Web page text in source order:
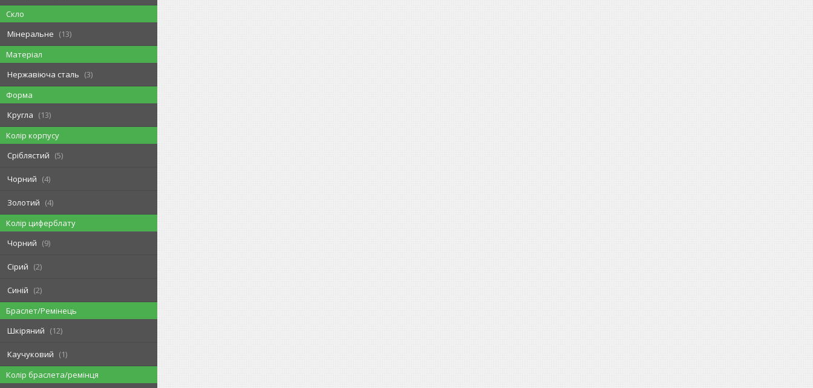
Скло
Мінеральне
13
Матеріал
Нержавіюча сталь
3
Форма
Кругла
13
Колір корпусу
Сріблястий
5
Чорний 4
Золотий
4
Колір циферблату
Чорний
9
Сірий 2
Синій
2
Браслет/Ремінець
Шкіряний
12
Каучуковий
1
Колір браслета/ремінця